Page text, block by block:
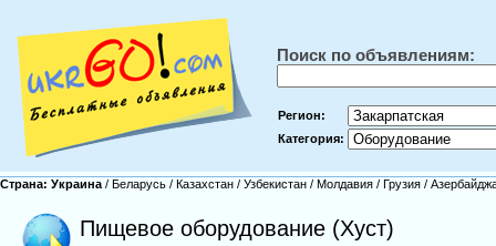
Поиск по объявлениям:
Регион:
Категория:
Страна: Украина / Беларусь / Казахстан / Узбекистан / Молдавия / Грузия /
Пищевое оборудование (Хуст)